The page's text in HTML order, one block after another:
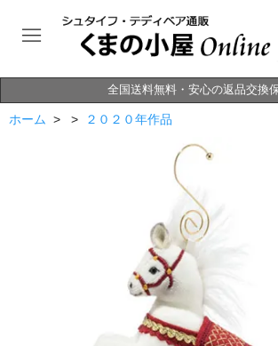
全国送料無料・安心の返品交換
ホーム > > ２０２０年作品